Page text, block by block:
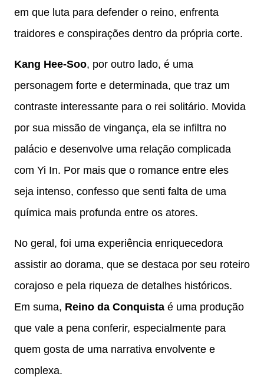
em que luta para defender o reino, enfrenta
traidores e conspirações dentro da própria corte.
Kang Hee-Soo, por outro lado, é uma
personagem forte e determinada, que traz um
contraste interessante para o rei solitário. Movida
por sua missão de vingança, ela se infiltra no
palácio e desenvolve uma relação complicada
com Yi In. Por mais que o romance entre eles
seja intenso, confesso que senti falta de uma
química mais profunda entre os atores.
No geral, foi uma experiência enriquecedora
assistir ao dorama, que se destaca por seu roteiro
corajoso e pela riqueza de detalhes históricos.
Em suma, Reino da Conquista é uma produção
que vale a pena conferir, especialmente para
quem gosta de uma narrativa envolvente e
complexa.